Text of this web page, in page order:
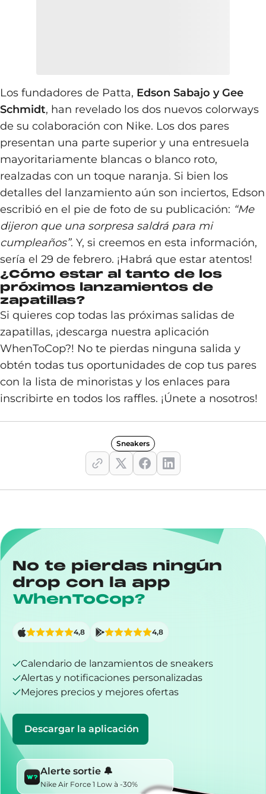
Los fundadores de Patta, Edson Sabajo y Gee
Schmidt, han revelado los dos nuevos colorways
de su colaboración con Nike. Los dos pares
presentan una parte superior y una entresuela
mayoritariamente blancas o blanco roto,
realzadas con un toque naranja. Si bien los
detalles del lanzamiento aún son inciertos, Edson
escribió en el pie de foto de su publicación: “Me
dijeron que una sorpresa saldrá para mi
cumpleaños”. Y, si creemos en esta información,
sería el 29 de febrero. ¡Habrá que estar atentos!
¿Cómo estar al tanto de los
próximos lanzamientos de
zapatillas?
Si quieres cop todas las próximas salidas de
zapatillas, ¡descarga nuestra aplicación
WhenToCop?! No te pierdas ninguna salida y
obtén todas tus oportunidades de cop tus pares
con la lista de minoristas y los enlaces para
inscribirte en todos los raffles. ¡Únete a nosotros!
Sneakers
No te pierdas ningún
drop con la app
WhenToCop?
Calendario de lanzamientos de sneakers
Alertas y notificaciones personalizadas
Mejores precios y mejores ofertas
Descargar la aplicación
4,8 4,8
Alerte sortie 🔔
Nike Air Force 1 Low à -30%